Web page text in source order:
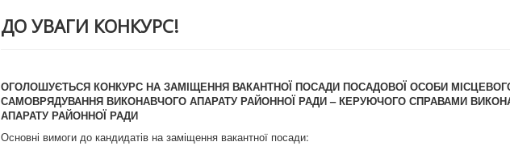
ДО УВАГИ КОНКУРС!
ОГОЛОШУЄТЬСЯ КОНКУРС НА ЗАМІЩЕННЯ ВАКАНТНОЇ ПОСАДИ ПОСАДОВОЇ ОСОБИ
САМОВРЯДУВАННЯ ВИКОНАВЧОГО АПАРАТУ РАЙОННОЇ РАДИ – КЕРУЮЧОГО СПРАВАМИ
АПАРАТУ РАЙОННОЇ РАДИ
Основні вимоги до кандидатів на заміщення вакантної посади: